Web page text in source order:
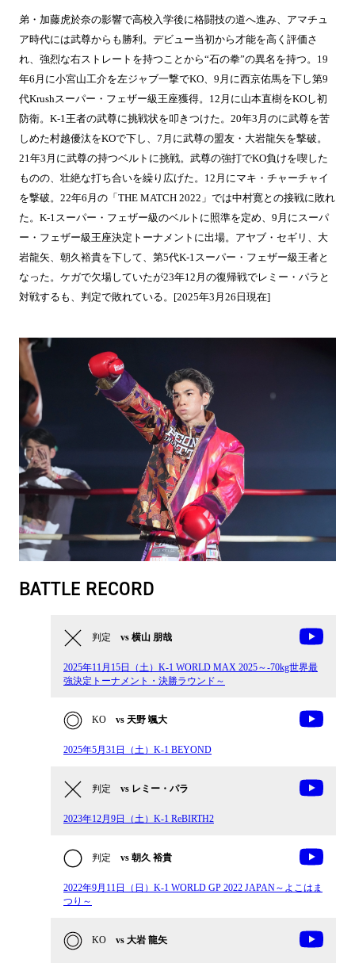
弟・加藤虎於奈の影響で高校入学後に格闘技の道へ進み、アマチュ
ア時代には武尊からも勝利。デビュー当初から才能を高く評価さ
れ、強烈な右ストレートを持つことから“石の拳”の異名を持つ。 19
年6 月に小宮山工介を左ジャブ一撃でKO、 9 月に西京佑馬を下し第9
代Krushスーパー・フェザー級王座獲得。 12 月に山本直樹をKOし初
防衛。 K-1王者の武尊に挑戦状を叩きつけた。 20年3 月のに武尊を苦
しめた村越優汰をKOで下し、 7 月に武尊の盟友・大岩龍矢を撃破。
21年3 月に武尊の持つベルトに挑戦。武尊の強打でKO負けを喫した
ものの、壮絶な打ち合いを繰り広げた。 12 月にマキ・チャーチャイ
を撃破。 22年6 月の「 THE MATCH 2022 」では中村寛との接戦に敗れ
た。 K-1スーパー・フェザー級のベルトに照準を定め、 9 月にスーパ
ー・フェザー級王座決定トーナメントに出場。アヤブ・セギリ、大
岩龍矢、朝久裕貴を下して、第5代K-1スーパー・フェザー級王者と
なった。ケガで欠場していたが23年12 月の復帰戦でレミー・パラと
対戦するも、判定で敗れている。
[2025年3 月 26 日現在]
BATTLE RECORD
判定 vs 横山 朋哉
2025年11月15日（土）K-1 WORLD MAX 2025～-70kg世界最
強決定トーナメント・決勝ラウンド～
KO vs 天野 颯大
2025年5月31日（土）K-1 BEYOND
判定 vs レミー・パラ
2023年12月9日（土）K-1 ReBIRTH2
判定 vs 朝久 裕貴
2022年9月11日（日）K-1 WORLD GP 2022 JAPAN～よこはま
つり～
KO vs 大岩 龍矢